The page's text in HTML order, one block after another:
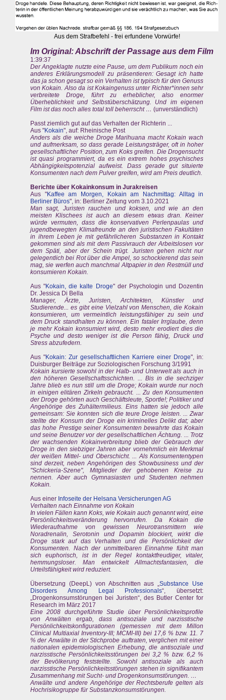
Aus dem Strafbefehl - frei erfundene Vorwürfe!
Im Original: Abschrift der Passage aus dem Film
1:39:37
Der Angeklagte nutzte eine Pause, um dem Publikum noch ein
anderes Erklärungsmodell zu präsentieren: Gesagt ich hatte
das ja schon gesagt so ein Verhalten ist typisch für den Genuss
von Kokain. Also da ist Kokaingenuss unter Richter*innen sehr
verbreitete Droge, führt zu erheblicher, also enormer
Überheblichkeit und Selbstüberschätzung. Und im eigenen
Film ist das noch alles total toll beherrscht … (unverständlich)
Passt ziemlich gut auf das Verhalten der Richterin ...
Aus "Kokain", auf: Rheinische Post
Anders als die weiche Droge Marihuana macht Kokain wach
und aufmerksam, so dass gerade Leistungsträger, oft in hoher
gesellschaftlicher Position, zum Koks greifen. Die Drogensucht
ist quasi programmiert, da es ein extrem hohes psychisches
Abhängigkeitspotenzial aufweist. Dass gerade gut situierte
Konsumenten nach dem Pulver greifen, wird am Preis deutlich.
Berichte über Kokainkonsum in Jurakreisen
Aus "Kaffee am Morgen, Kokain am Nachmittag: Alltag in
Berliner Büros", in: Berliner Zeitung vom 3.10.2021
Man sagt, Juristen rauchen und koksen, und wie an den
meisten Klischees ist auch an diesem etwas dran. Keiner
würde vermuten, dass die konservativen Perlenpaulas und
jugendbewegten Klimafreunde an den juristischen Fakultäten
in ihrem Leben je mit gefährlicheren Substanzen in Kontakt
gekommen sind als mit dem Passivrauch der Arbeitslosen vor
dem Späti, aber der Schein trügt. Juristen gehen nicht nur
gelegentlich bei Rot über die Ampel, so schockierend das sein
mag, sie werfen auch manchmal Altpapier in den Restmüll und
konsumieren Kokain.
Aus "Kokain, die kalte Droge" der Psychologin und Dozentin
Dr. Jessica Di Bella
Manager, Ärzte, Juristen, Architekten, Künstler und
Studierende... es gibt eine Vielzahl von Menschen, die Kokain
konsumieren, um vermeintlich leistungsfähiger zu sein und
dem Druck standhalten zu können. Ein fataler Irrglaube, denn
je mehr Kokain konsumiert wird, desto mehr erodiert dies die
Psyche und desto weniger ist die Person fähig, Druck und
Stress abzufedern.
Aus "Kokain: Zur gesellschaftlichen Karriere einer Droge", in:
Duisburger Beiträge zur Soziologischen Forschung 3/1991
Kokain kursierte sowohl in der Halb- und Unterwelt als auch in
den höheren Gesellschaftsschichten. ... Bis in die sechziger
Jahre blieb es nun still um die Droge; Kokain wurde nur noch
in einigen elitären Zirkeln gebraucht. ... Zu den Konsumenten
der Droge gehörten auch Geschäftsleute, Sportle!; Politiker und
Angehörige des Zuhältermilieus. Eins hatten sie jedoch alle
gemeinsam: Sie konnten sich die teure Droge leisten. ... Zwar
stellte der Konsum der Droge ein kriminelles Delikt dat; aber
das hohe Prestige seiner Konsumenten bewahrte das Kokain
und seine Benutzer vor der gesellschaftlichen Ächtung. ... Trotz
der wachsenden Kokainverbreitung blieb der Gebrauch der
Droge in den siebziger Jahren aber vornehmlich ein Merkmal
der weißen Mittel- und Oberschicht. ... Als Konsumententypen
sind derzeit, neben Angehörigen des Showbusiness und der
"Schickeria-Szene", Mitglieder der gehobenen Kreise zu
nennen. Aber auch Gymnasiasten und Studenten nehmen
Kokain.
Aus einer Infoseite der Helsana Versicherungen AG
Verhalten nach Einnahme von Kokain
In vielen Fällen kann Koks, wie Kokain auch genannt wird, eine
Persönlichkeitsveränderung hervorrufen. Da Kokain die
Wiederaufnahme von gewissen Neurotransmittern wie
Noradrenalin, Serotonin und Dopamin blockiert, wirkt die
Droge stark auf das Verhalten und die Persönlichkeit der
Konsumenten. Nach der unmittelbaren Einnahme fühlt man
sich euphorisch, ist in der Regel kontaktfreudiger, vitaler,
hemmungsloser. Man entwickelt Allmachtsfantasien, die
Urteilsfähigkeit wird reduziert.
Übersetzung (DeepL) von Abschnitten aus „Substance Use
Disorders Among Legal Professionals“, übersetzt:
„Drogenkonsumstörungen bei Juristen“, des Butler Center for
Research im März 2017
Eine 2008 durchgeführte Studie über Persönlichkeitsprofile
von Anwälten ergab, dass antisoziale und narzisstische
Persönlichkeitskonfigurationen (gemessen mit dem Millon
Clinical Multiaxial Inventory-III; MCMI-III) bei 17,6 % bzw. 11. 7
% der Anwälte in der Stichprobe auftraten, verglichen mit einer
nationalen epidemiologischen Erhebung, die antisoziale und
narzisstische Persönlichkeitsstörungen bei 3,2 % bzw. 6,2 %
der Bevölkerung feststellte. Sowohl antisoziale als auch
narzisstische Persönlichkeitsstörungen stehen in signifikantem
Zusammenhang mit Sucht- und Drogenkonsumstörungen. …
Anwälte und andere Angehörige der Rechtsberufe gelten als
Hochrisikogruppe für Substanzkonsumstörungen.